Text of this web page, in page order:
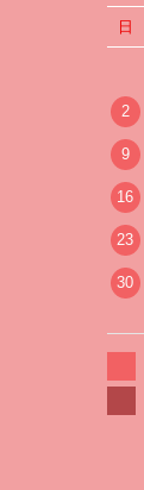
日
2
9
16
23
30